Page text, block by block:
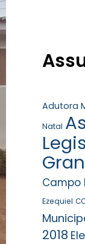
Adutora
Natal
Campo
Ezequiel
2018